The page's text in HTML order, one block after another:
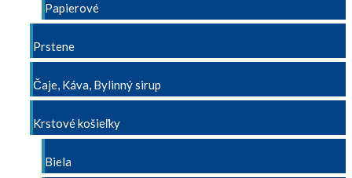
Papierové
Prstene
Čaje, Káva, Bylinný sirup
Krstové košieľky
Biela